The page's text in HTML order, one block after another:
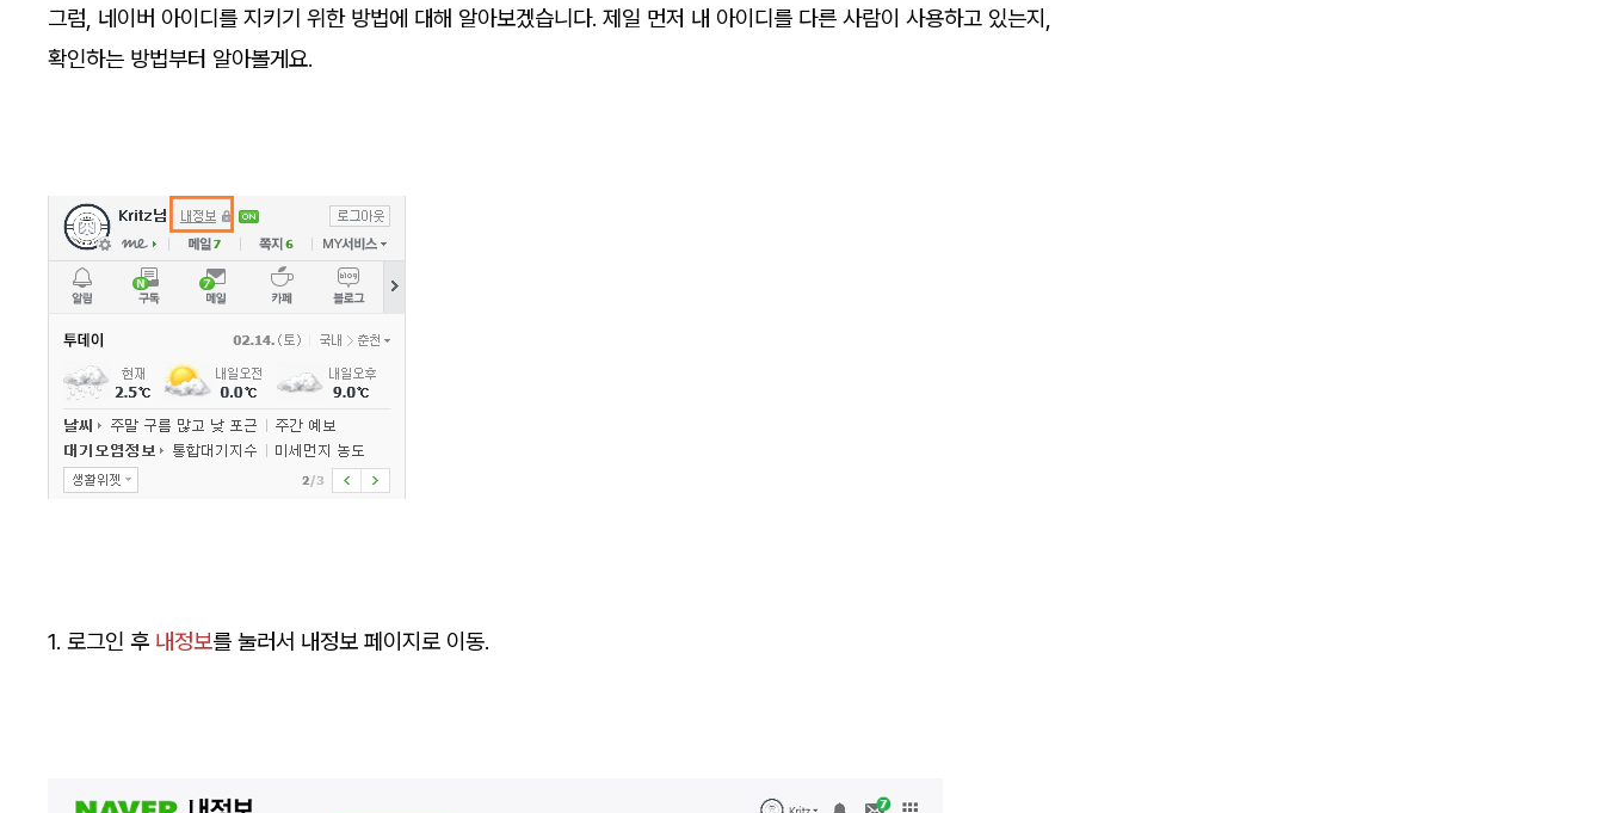
그럼, 네이버 아이디를 지키기 위한 방법에 대해 알아보겠습니다. 제일 먼저 내 아이디를 다른 사람이 사용하고 있는지,
확인하는 방법부터 알아볼게요.
1. 로그인 후 내정보를 눌러서 내정보 페이지로 이동.